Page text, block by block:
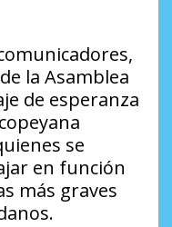
la Asamblea
de esperanza
se
en función
más graves